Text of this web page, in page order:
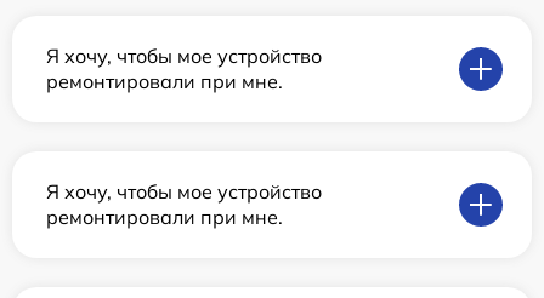
Я хочу, чтобы мое устройство
ремонтировали при мне.
Я хочу, чтобы мое устройство
ремонтировали при мне.